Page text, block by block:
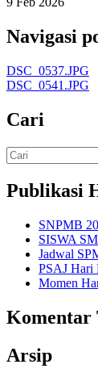
Navigasi
DSC_0537.JPG
DSC_0541.JPG
Cari
Publikasi
SNPMB
SISWA
Jadwal
PSAJ Hari
Momen
Komentar
Arsip